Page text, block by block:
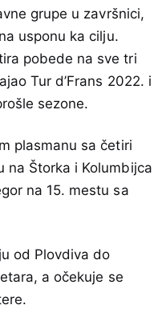
grupe u završnici,
usponu ka cilju.
pobede na sve tri
Tur d’Frans 2022. i
sezone.
plasmanu sa četiri
na Štorka i Kolumbijca
na 15. mestu sa
od Plovdiva do
a očekuje se